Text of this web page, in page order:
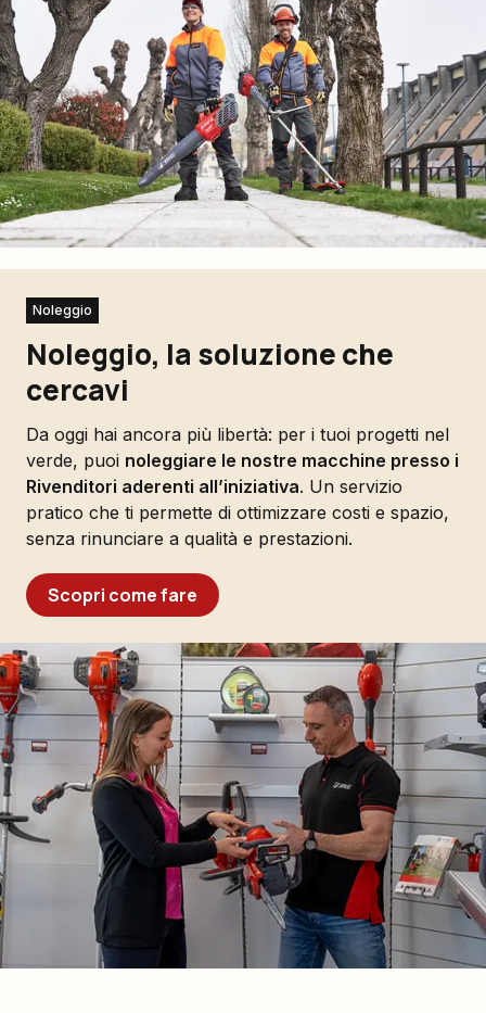
Noleggio
Noleggio, la soluzione che
cercavi
Da oggi hai ancora più libertà: per i tuoi progetti nel
verde, puoi noleggiare le nostre macchine presso i
Rivenditori aderenti all’iniziativa. Un servizio
pratico che ti permette di ottimizzare costi e spazio,
senza rinunciare a qualità e prestazioni.
Scopri come fare